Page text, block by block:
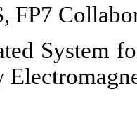
FP7
System